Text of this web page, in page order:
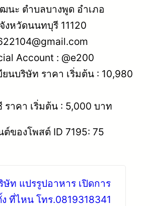
นะ ตำบลบางพูด อำเภอ
งหวัดนนทบุรี 11120
Account : @e200
ยนบริษัท ราคา เริ่มต้น : 10,980
าคา เริ่มต้น : 5,000 บาท
ของโพสต์ ID 7195: 75
ษัท แปรรูปอาหาร เปิดการ
ที่ไหน โทร.0819318341